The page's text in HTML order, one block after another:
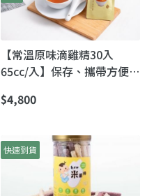
【常溫原味滴雞精30入
65cc/入】保存、攜帶方便｜
$4,800
快速到貨